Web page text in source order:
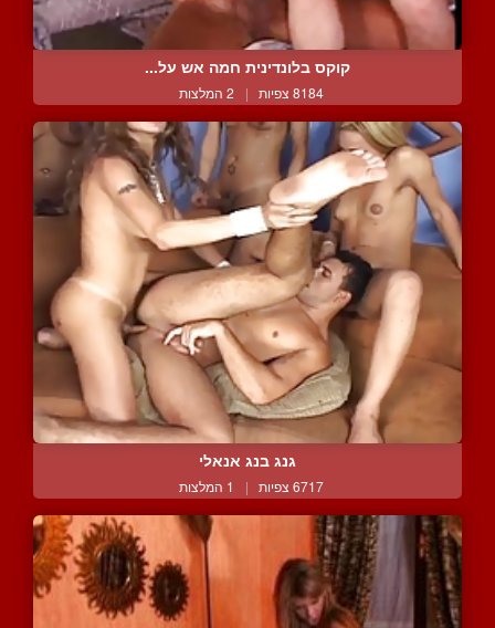
קוקס בלונדינית חמה אש על...
8184 צפיות | 2 המלצות
גנג בנג אנאלי
6717 צפיות | 1 המלצות